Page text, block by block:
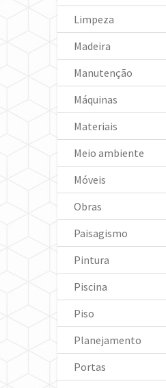
Limpeza
Madeira
Manutenção
Máquinas
Materiais
Meio ambiente
Móveis
Obras
Paisagismo
Pintura
Piscina
Piso
Planejamento
Portas